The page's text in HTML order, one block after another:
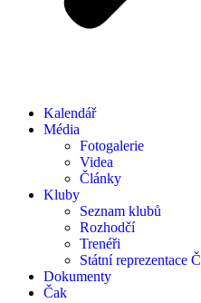
Kalendář
Média
Fotogalerie
Videa
Články
Kluby
Seznam klubů
Rozhodčí
Trenéři
Státní reprezentace
Dokumenty
Čak